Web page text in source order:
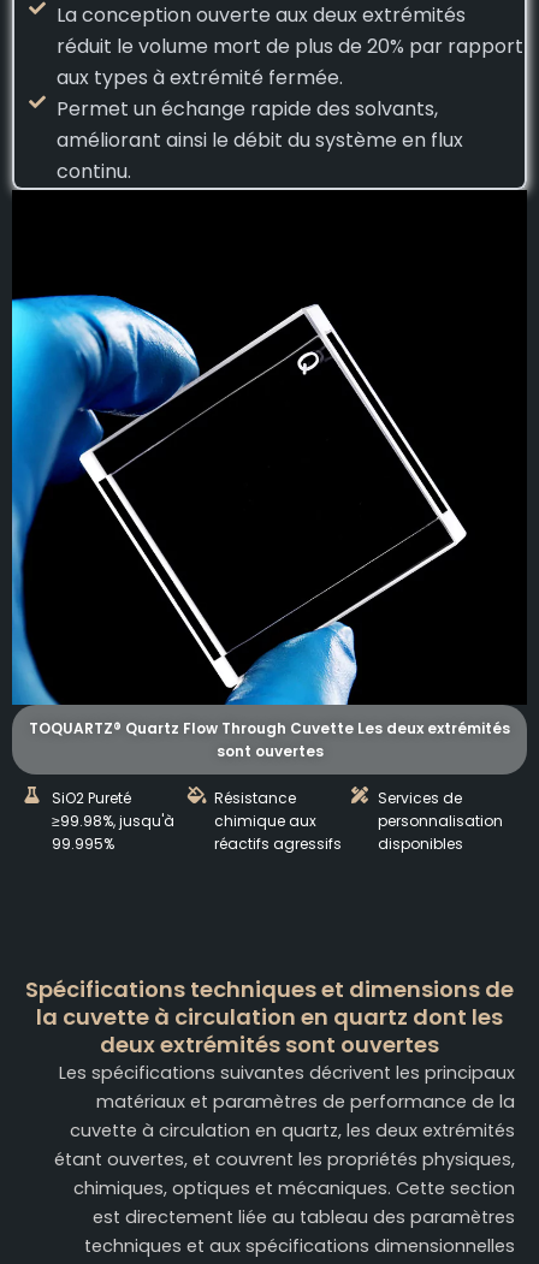
La conception ouverte aux deux extrémités
réduit le volume mort de plus de 20% par rapport
aux types à extrémité fermée.
Permet un échange rapide des solvants,
améliorant ainsi le débit du système en flux
continu.
TOQUARTZ® Quartz Flow Through Cuvette Les deux extrémités
sont ouvertes
SiO2 Pureté
≥99.98%, jusqu'à
99.995%
Résistance
chimique aux
réactifs agressifs
Services de
personnalisation
disponibles
Spécifications techniques et dimensions de
la cuvette à circulation en quartz dont les
deux extrémités sont ouvertes
Les spécifications suivantes décrivent les principaux
matériaux et paramètres de performance de la
cuvette à circulation en quartz, les deux extrémités
étant ouvertes, et couvrent les propriétés physiques,
chimiques, optiques et mécaniques. Cette section
est directement liée au tableau des paramètres
techniques et aux spécifications dimensionnelles